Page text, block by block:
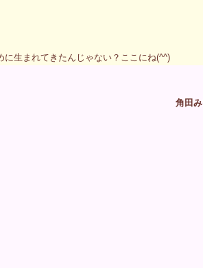
生まれてきたんじゃない？ここにね(^^)
角田